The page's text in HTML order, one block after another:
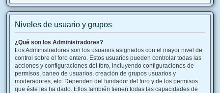
Niveles de usuario y grupos
¿Qué son los Administradores?
Los Administradores son los usuarios asignados con el mayor nivel de
control sobre el foro entero. Estos usuarios pueden controlar todas las
acciones y configuraciones del foro, incluyendo configuraciones de
permisos, baneo de usuarios, creación de grupos usuarios y
moderadores, etc. Dependen del fundador del foro y de los permisos
que éste les ha dado. Ellos también tienen todas las capacidades de